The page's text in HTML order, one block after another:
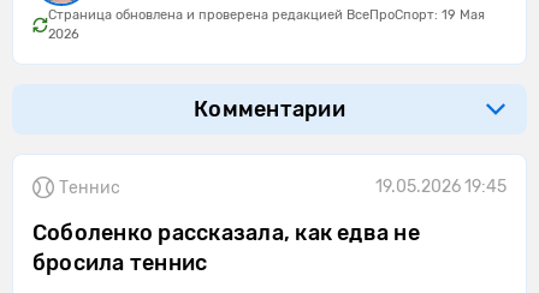
Страница обновлена и проверена редакцией ВсеПроСпорт: 19 Мая
2026
Комментарии
Теннис 19.05.2026 19:45
Соболенко рассказала, как едва не
бросила теннис